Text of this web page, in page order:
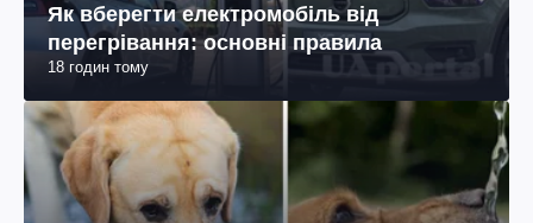
Як вберегти електромобіль від
перегрівання: основні правила
18 годин тому